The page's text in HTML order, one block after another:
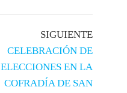
SIGUIENTE
CELEBRACIÓN DE
ELECCIONES EN LA
COFRADÍA DE SAN